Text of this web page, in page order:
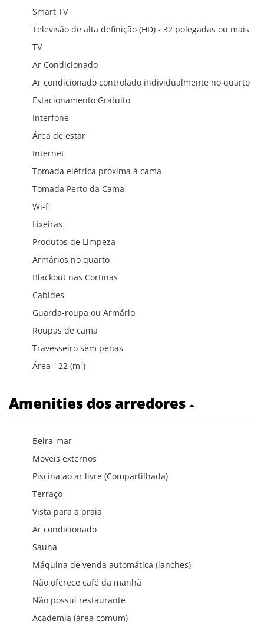
Smart TV
Televisão de alta definição (HD) - 32 polegadas ou mais
TV
Ar Condicionado
Ar condicionado controlado individualmente no quarto
Estacionamento Gratuito
Interfone
Área de estar
Internet
Tomada elétrica próxima à cama
Tomada Perto da Cama
Wi-fi
Lixeiras
Produtos de Limpeza
Armários no quarto
Blackout nas Cortinas
Cabides
Guarda-roupa ou Armário
Roupas de cama
Travesseiro sem penas
Área - 22 (m²)
Amenities dos arredores
Beira-mar
Moveis externos
Piscina ao ar livre (Compartilhada)
Terraço
Vista para a praia
Ar condicionado
Sauna
Máquina de venda automática (lanches)
Não oferece café da manhã
Não possui restaurante
Academia (área comum)